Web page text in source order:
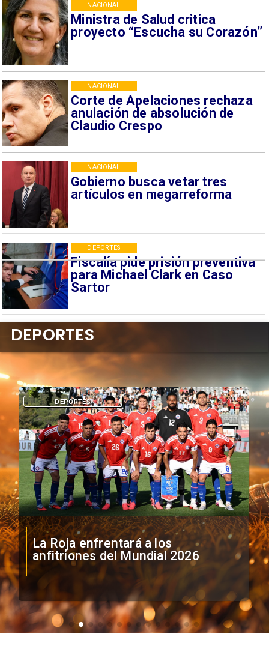
Ministra de Salud critica
proyecto “Escucha su Corazón”
NACIONAL
Corte de Apelaciones rechaza
anulación de absolución de
Claudio Crespo
NACIONAL
Gobierno busca vetar tres
artículos en megarreforma
NACIONAL
Fiscalía pide prisión preventiva
para Michael Clark en Caso
Sartor
DEPORTES
La Roja enfrentará a los
anfitriones del Mundial 2026
DEPORTES
DEPORTES